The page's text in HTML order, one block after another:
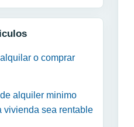
o comprar
alquiler minimo
vivienda sea rentable